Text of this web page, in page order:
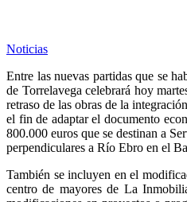
Patinaje
Pesca
Petanca
Piragüismo
Remo
Rugby
Squash
Surf
Noticias
Entre las nuevas partidas que se
de Torrelavega celebrará hoy
retraso de las obras de la
el fin de adaptar el documento
800.000 euros que se destinan a
perpendiculares a Río Ebro en el
También se incluyen en el
centro de mayores de La